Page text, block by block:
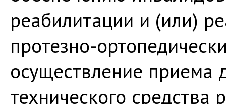
реабилитации и (или)
протезно-
осуществление приема
технического средства